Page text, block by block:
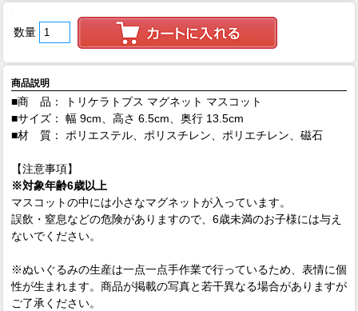
数量
商品説明
■商 品： トリケラトプス マグネット マスコット
■サイズ： 幅 9cm、高さ 6.5cm、奥行 13.5cm
■材 質： ポリエステル、ポリスチレン、ポリエチレン、磁石
【注意事項】
※対象年齢6歳以上
マスコットの中には小さなマグネットが入っています。
誤飲・窒息などの危険がありますので、6歳未満のお子様には与え
ないでください。
※ぬいぐるみの生産は一点一点手作業で行っているため、表情に個
性が生まれます。商品が掲載の写真と若干異なる場合がありますが
ご了承ください。